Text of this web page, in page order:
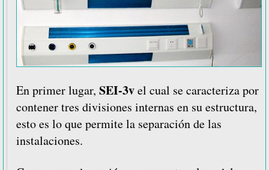
En primer lugar, SEI-3vel cual se caracteriza por
contener tres divisiones internas en su estructura,
esto es lo que permite la separación de las
instalaciones.